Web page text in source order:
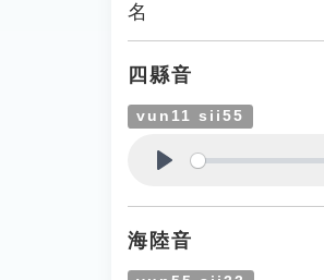
名
四縣音
vun11 sii55
海陸音